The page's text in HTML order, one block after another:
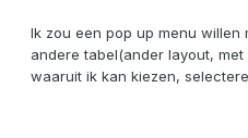
Ik zou een pop up menu willen
andere tabel(ander layout,
waaruit ik kan kiezen,